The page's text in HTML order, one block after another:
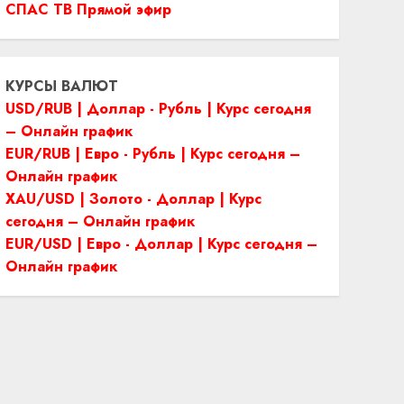
СПАС ТВ Прямой эфир
КУРСЫ ВАЛЮТ
USD/RUB | Доллар - Рубль | Курс сегодня
– Онлайн график
EUR/RUB | Евро - Рубль | Курс сегодня –
Онлайн график
XAU/USD | Золото - Доллар | Курс
сегодня – Онлайн график
EUR/USD | Евро - Доллар | Курс сегодня –
Онлайн график